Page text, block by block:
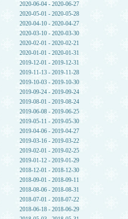
2020-06-04 - 2020-06-27
2020-05-01 - 2020-05-28
2020-04-10 - 2020-04-27
2020-03-10 - 2020-03-30
2020-02-01 - 2020-02-21
2020-01-01 - 2020-01-31
2019-12-01 - 2019-12-31
2019-11-13 - 2019-11-28
2019-10-03 - 2019-10-30
2019-09-24 - 2019-09-24
2019-08-01 - 2019-08-24
2019-06-08 - 2019-06-25
2019-05-11 - 2019-05-30
2019-04-06 - 2019-04-27
2019-03-16 - 2019-03-22
2019-02-01 - 2019-02-25
2019-01-12 - 2019-01-29
2018-12-01 - 2018-12-30
2018-09-01 - 2018-09-11
2018-08-06 - 2018-08-31
2018-07-01 - 2018-07-22
2018-06-18 - 2018-06-29